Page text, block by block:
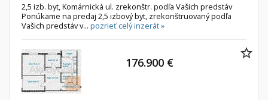
2,5 izb. byt, Komárnická ul. zrekonštr. podľa Vašich predstáv
Ponúkame na predaj 2,5 izbový byt, zrekonštruovaný podľa
Vašich predstáv v... pozrieť celý inzerát »
176.900 €